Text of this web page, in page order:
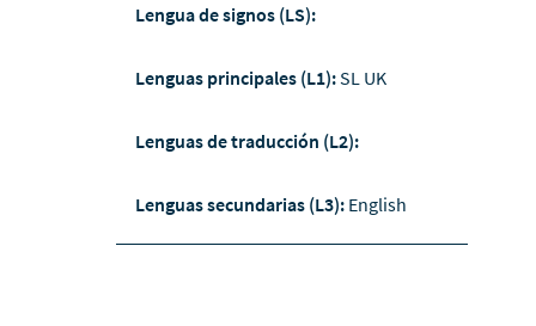
Lengua de signos (LS):
Lenguas principales (L1):SL UK
Lenguas de traducción (L2):
Lenguas secundarias (L3): English